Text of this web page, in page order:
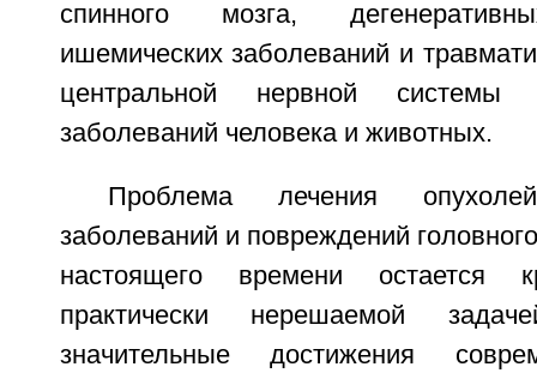
спинного мозга,
ишемических заболеваний и
центральной нервной
заболеваний человека и животных.
Проблема лечения
заболеваний и повреждений
настоящего времени остается
практически нерешаемой
значительные достижения